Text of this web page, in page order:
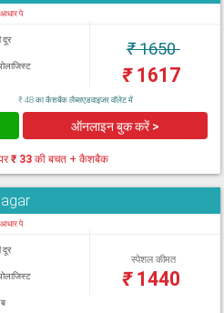
पे
दूर ₹1650
₹1617
₹ 48 का कैशबैक लैब्सएडवाइजर वॉलेट में
ऑनलाइन बुक करें >
₹ 33 की बचत + कैशबैक
पे
दूर
स्पेशल कीमत
₹1440